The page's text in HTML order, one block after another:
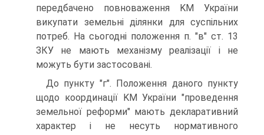
передбачено повноваження KM України
викупати земельні ділянки для суспільних
потреб. На сьогодні положення п. "в" ст. 13
ЗКУ не мають механізму реалізації і не
можуть бути застосовані.
До пункту "г". Положення даного пункту
щодо координації KM України "проведення
земельної реформи" мають декларативний
характер і не несуть нормативного